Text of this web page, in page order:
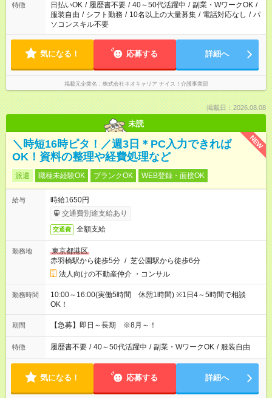
特徴 日払いOK / 履歴書不要 / 40～50代活躍中 / 副業・WワークOK /
服装自由 / シフト勤務 / 10名以上の大量募集 / 電話対応なし / パ
ソコンスキル不要
気になる！ 応募する 詳細へ
掲載元企業名 株式会社ネオキャリア ナイス！介護事業部
掲載日：2026.08.08
未読
NEW
＼時短16時ピタ！／週3日＊PC入力できれば
OK！資料の整理や経費処理など
派遣 職種未経験OK ブランクOK WEB登録・面接OK
給与
時給1650円
交通費別途支給あり
交通費 全額支給
勤務地
東京都港区
赤羽橋駅から徒歩5分 / 芝公園駅から徒歩6分
法人向けの不動産仲介 ・コンサル
勤務時間
10:00～16:00(実働5時間 休憩1時間) ※1日4～5時間で相談
OK！
期間 【急募】即日～長期 ※8月～！
特徴 履歴書不要 / 40～50代活躍中 / 副業・WワークOK / 服装自由
気になる！ 応募する 詳細へ